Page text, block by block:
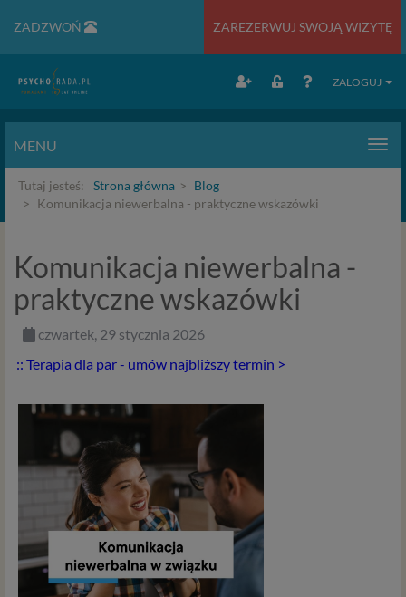
ZADZWOŃ ZAREZERWUJ SWOJĄ WIZYTĘ
ZALOGUJ
MENU
Tutaj jesteś: Strona główna
Blog
Komunikacja niewerbalna - praktyczne wskazówki
Komunikacja niewerbalna -
praktyczne wskazówki
czwartek, 29 stycznia 2026
:: Terapia dla par - umów najbliższy termin >